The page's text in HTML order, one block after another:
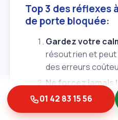
Top 3 des réflexes
de porte bloquée:
Gardez votre
résout rien et
des erreurs
Ne forcez jamais
Tenter d'ouvrir par
d'aggraver les
01 42 83 15 56